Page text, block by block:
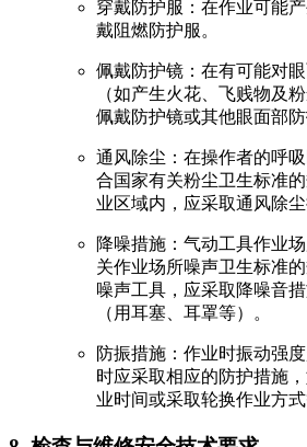
穿戴防护服：在作业可能
戴阻燃防护服。
佩戴防护镜：在有可能对
（如产生火花、飞贱物及
佩戴防护镜或其他眼面部防
通风除尘：在操作者的呼
合国家有关粉尘卫生标准
业区域内，应采取通风除
降噪措施：气动工具作业
关作业场所噪声卫生标准
噪声工具，应采取降噪音
（用耳塞、耳罩等）。
防振措施：作业时振动强
时应采取相应的防护措施
业时间或采取轮换作业方式